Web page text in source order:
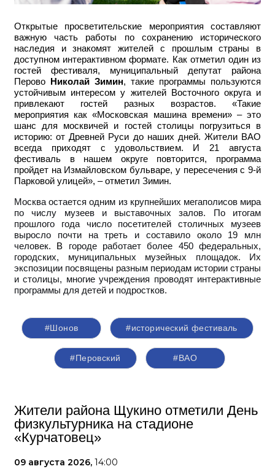
Открытые просветительские мероприятия составляют
важную часть работы по сохранению исторического
наследия и знакомят жителей с прошлым страны в
доступном интерактивном формате. Как отметил один из
гостей фестиваля, муниципальный депутат района
Перово
Николай Зимин, такие программы пользуются
устойчивым интересом у жителей Восточного округа и
привлекают гостей разных возрастов.
«Такие
мероприятия как «Московская машина времени» – это
шанс для москвичей и гостей столицы погрузиться в
историю: от Древней Руси до наших дней. Жители ВАО
всегда приходят с удовольствием. И 21 августа
фестиваль в нашем округе повторится, программа
пройдет на Измайловском бульваре, у пересечения с 9-й
Парковой улицей», – отметил Зимин.
Москва остается одним из крупнейших мегаполисов мира
по числу музеев и выставочных залов. По итогам
прошлого года число посетителей столичных музеев
выросло почти на треть и составило около 19 млн
человек. В городе работает более 450 федеральных,
городских, муниципальных музейных площадок. Их
экспозиции посвящены разным периодам истории страны
и столицы, многие учреждения проводят интерактивные
программы для детей и подростков.
#Шонов #исторический фестиваль
#Перовский #ВАО
Жители района Щукино отметили День
физкультурника на стадионе
«Курчатовец»
09 августа 2026, 14:00